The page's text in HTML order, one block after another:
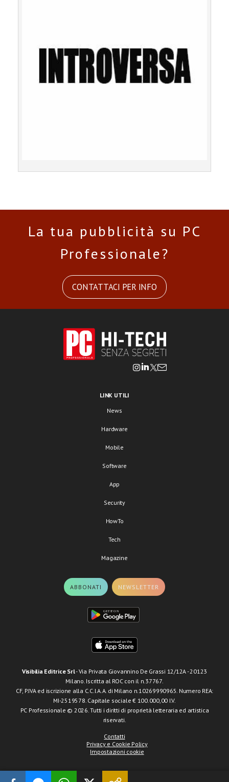
La tua pubblicità su PC
Professionale?
CONTATTACI PER INFO
LINK UTILI
News
Hardware
Mobile
Software
App
Security
HowTo
Tech
Magazine
ABBONATI NEWSLETTER
Visibilia Editrice Srl- Via Privata Giovannino De Grassi 12/12A - 20123
Milano. Iscritta al ROC con il n.37767.
CF, P.IVA ed iscrizione alla C.C.I.A.A. di Milano n.10269990965. Numero REA:
MI-2519578. Capitale sociale € 100.000,00 I.V.
PC Professionale © 2026. Tutti i diritti di proprietà letteraria ed artistica
riservati.
Contatti
Privacy e Cookie Policy
Impostazioni cookie